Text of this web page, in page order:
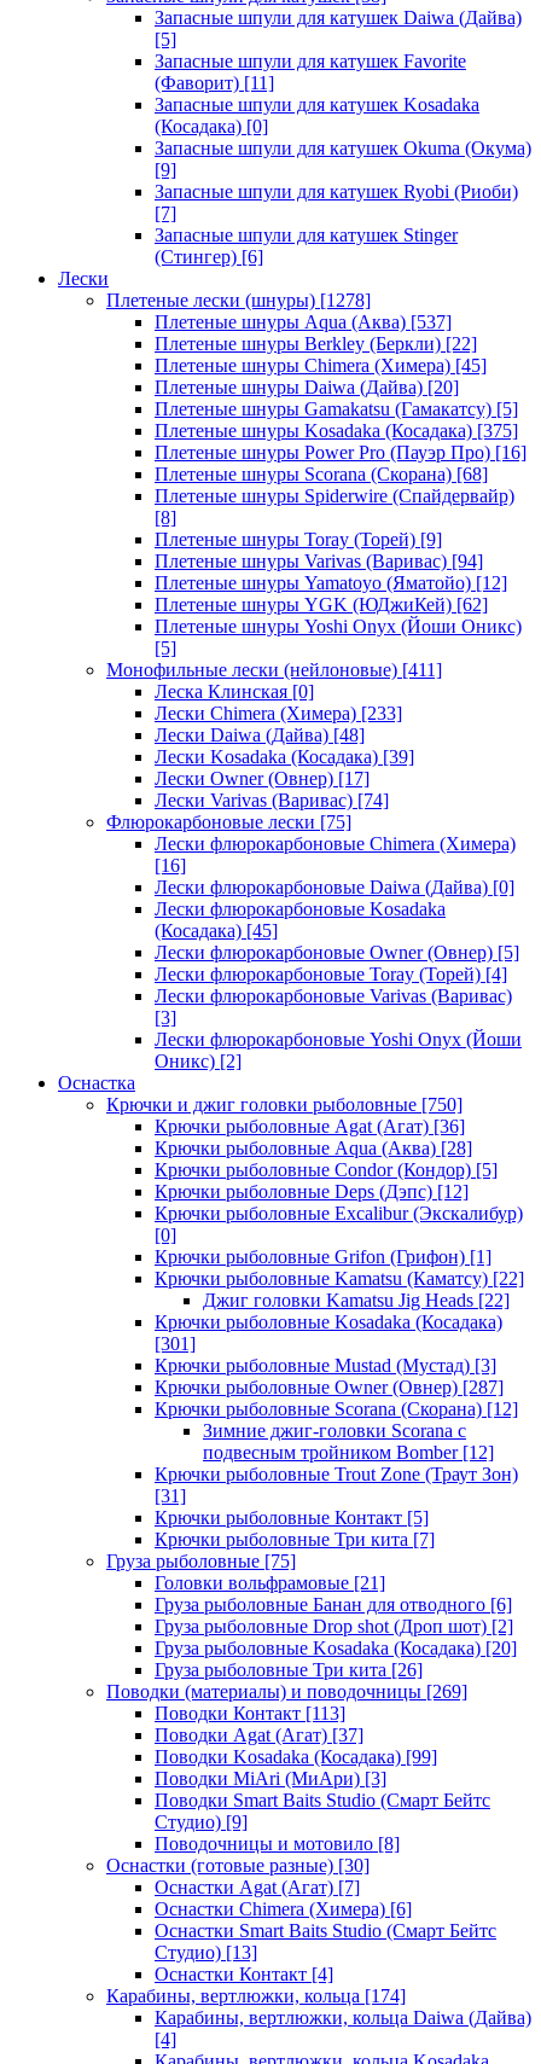
Запасные шпули для катушек Daiwa (Дайва)
[5]
Запасные шпули для катушек Favorite
(Фаворит) [11]
Запасные шпули для катушек Kosadaka
(Косадака) [0]
Запасные шпули для катушек Okuma (Окума)
[9]
Запасные шпули для катушек Ryobi (Риоби)
[7]
Запасные шпули для катушек Stinger
(Стингер) [6]
Лески
Плетеные лески (шнуры) [1278]
Плетеные шнуры Aqua (Аква) [537]
Плетеные шнуры Berkley (Беркли) [22]
Плетеные шнуры Chimera (Химера) [45]
Плетеные шнуры Daiwa (Дайва) [20]
Плетеные шнуры Gamakatsu (Гамакатсу) [5]
Плетеные шнуры Kosadaka (Косадака) [375]
Плетеные шнуры Power Pro (Пауэр Про) [16]
Плетеные шнуры Scorana (Скорана) [68]
Плетеные шнуры Spiderwire (Спайдервайр)
[8]
Плетеные шнуры Toray (Торей) [9]
Плетеные шнуры Varivas (Варивас) [94]
Плетеные шнуры Yamatoyo (Яматойо) [12]
Плетеные шнуры YGK (ЮДжиКей) [62]
Плетеные шнуры Yoshi Onyx (Йоши Оникс)
[5]
Монофильные лески (нейлоновые) [411]
Леска Клинская [0]
Лески Chimera (Химера) [233]
Лески Daiwa (Дайва) [48]
Лески Kosadaka (Косадака) [39]
Лески Owner (Овнер) [17]
Лески Varivas (Варивас) [74]
Флюрокарбоновые лески [75]
Лески флюрокарбоновые Chimera (Химера)
[16]
Лески флюрокарбоновые Daiwa (Дайва) [0]
Лески флюрокарбоновые Kosadaka
(Косадака) [45]
Лески флюрокарбоновые Owner (Овнер) [5]
Лески флюрокарбоновые Toray (Торей) [4]
Лески флюрокарбоновые Varivas (Варивас)
[3]
Лески флюрокарбоновые Yoshi Onyx (Йоши
Оникс) [2]
Оснастка
Крючки и джиг головки рыболовные [750]
Крючки рыболовные Agat (Агат) [36]
Крючки рыболовные Aqua (Аква) [28]
Крючки рыболовные Condor (Кондор) [5]
Крючки рыболовные Deps (Дэпс) [12]
Крючки рыболовные Excalibur (Экскалибур)
[0]
Крючки рыболовные Grifon (Грифон) [1]
Крючки рыболовные Kamatsu (Каматсу) [22]
Джиг головки Kamatsu Jig Heads [22]
Крючки рыболовные Kosadaka (Косадака)
[301]
Крючки рыболовные Mustad (Мустад) [3]
Крючки рыболовные Owner (Овнер) [287]
Крючки рыболовные Scorana (Скорана) [12]
Зимние джиг-головки Scorana с
подвесным тройником Bomber[12]
Крючки рыболовные Trout Zone (Траут Зон)
[31]
Крючки рыболовные Контакт [5]
Крючки рыболовные Три кита [7]
Груза рыболовные [75]
Головки вольфрамовые [21]
Груза рыболовные Банан для отводного [6]
Груза рыболовные Drop shot (Дроп шот) [2]
Груза рыболовные Kosadaka (Косадака) [20]
Груза рыболовные Три кита [26]
Поводки (материалы) и поводочницы [269]
Поводки Контакт [113]
Поводки Agat (Агат) [37]
Поводки Kosadaka (Косадака) [99]
Поводки MiAri (МиАри) [3]
Поводки Smart Baits Studio (Смарт Бейтс
Студио) [9]
Поводочницы и мотовило [8]
Оснастки (готовые разные) [30]
Оснастки Agat (Агат) [7]
Оснастки Chimera (Химера) [6]
Оснастки Smart Baits Studio (Смарт Бейтс
Студио) [13]
Оснастки Контакт [4]
Карабины, вертлюжки, кольца [174]
Карабины, вертлюжки, кольца Daiwa (Дайва)
[4]